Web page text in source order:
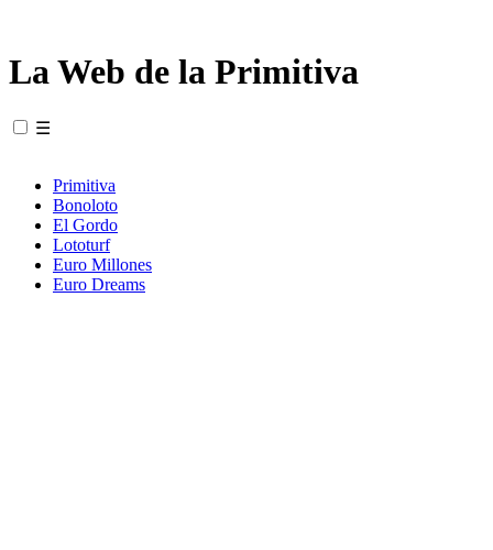
La Web de la Primitiva
☰
Primitiva
Bonoloto
El Gordo
Lototurf
Euro Millones
Euro Dreams